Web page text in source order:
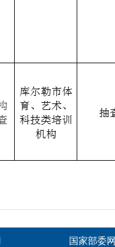
国家部委